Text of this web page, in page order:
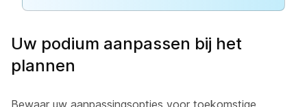
Uw podium aanpassen bij het
plannen
Bewaar uw aanpassingsopties voor toekomstige